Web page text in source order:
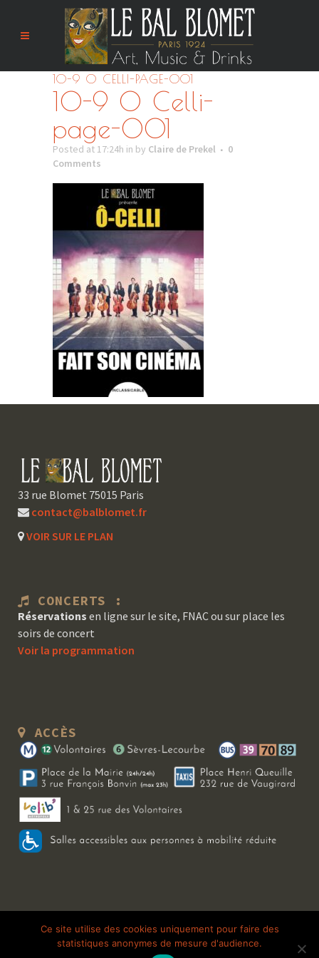
10-9 O CELLI-PAGE-001
10-9 O Celli-
page-001
Posted at 17:24h in by Claire de Prekel
0
Comments
33 rue Blomet 75015 Paris
contact@balblomet.fr
VOIR SUR LE PLAN
CONCERTS :
Réservations en ligne sur le site, FNAC ou sur place les
soirs de concert
Voir la programmation
ACCÈS
Copyright 2026 Le Bal Blomet | Tous droits réservés | Mentions légales
Galerie photo
Ce site utilise des cookies uniquement pour faire des
statistiques anonymes de mesure d'audience.